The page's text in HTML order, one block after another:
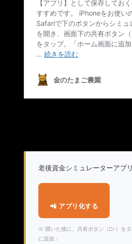
老後資金シミュレーターアプ
📲 アプリ化する
※ 開いた後に、共有ボタン（□↑）を
に追加」